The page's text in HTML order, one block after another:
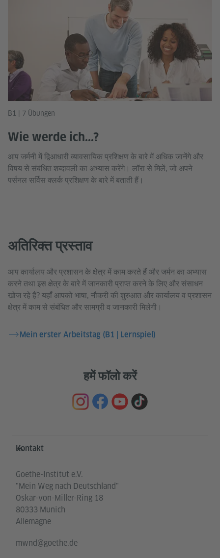
B1 | 7 Übungen
Wie werde ich...?
आप जर्मनी में द्विआधारी व्यावसायिक प्रशिक्षण के बारे में अधिक जानेंगे और
विषय से संबंधित शब्दावली का अभ्यास करेंगे। लॉरा से मिलें, जो अपने
पर्सनल सर्विस क्लर्क प्रशिक्षण के बारे में बताती हैं।
अतिरिक्त प्रस्ताव
आप कार्यालय और प्रशासन के क्षेत्र में काम करते हैं और जर्मन का अभ्यास
करने तथा इस क्षेत्र के बारे में जानकारी प्राप्त करने के लिए और संसाधन
खोज रहे हैं? यहाँ आपको भाषा, नौकरी की शुरुआत और कार्यालय व प्रशासन
क्षेत्र में काम से संबंधित और सामग्री व जानकारी मिलेगी।
Mein erster Arbeitstag (B1 | Lernspiel)
हमें फॉलो करें
Service- und Informationsbereich
Kontakt
Goethe-Institut e.V.
"Mein Weg nach Deutschland"
Oskar-von-Miller-Ring 18
80333 Munich
Allemagne
mwnd@goethe.de